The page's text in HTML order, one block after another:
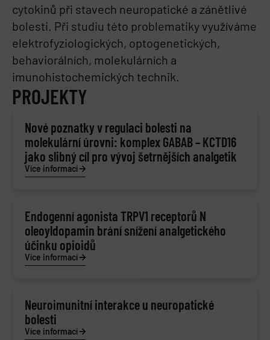
cytokinů při stavech neuropatické a zánětlivé
bolesti. Při studiu této problematiky využíváme
elektrofyziologických, optogenetických,
behaviorálních, molekulárních a
imunohistochemických technik.
PROJEKTY
Nové poznatky v regulaci bolesti na
molekulární úrovni: komplex GABAB – KCTD16
jako slibný cíl pro vývoj šetrnějších analgetik
Více informací
Endogenní agonista TRPV1 receptorů N
oleoyldopamin brání snížení analgetického
účinku opioidů
Více informací
Neuroimunitní interakce u neuropatické
bolesti
Více informací